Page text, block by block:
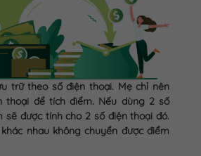
trữ theo số điện thoại. Mẹ chỉ nên
thoại để tích điểm. Nếu dùng 2 số
sẽ được tính cho 2 số điện thoại đó.
nhau không chuyển được điểm